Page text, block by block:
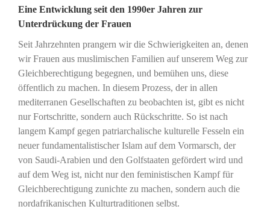
Eine Entwicklung seit den 1990er Jahren zur
Unterdrückung der Frauen
Seit Jahrzehnten prangern wir die Schwierigkeiten an, denen
wir Frauen aus muslimischen Familien auf unserem Weg zur
Gleichberechtigung begegnen, und bemühen uns, diese
öffentlich zu machen. In diesem Prozess, der in allen
mediterranen Gesellschaften zu beobachten ist, gibt es nicht
nur Fortschritte, sondern auch Rückschritte. So ist nach
langem Kampf gegen patriarchalische kulturelle Fesseln ein
neuer fundamentalistischer Islam auf dem Vormarsch, der
von Saudi-Arabien und den Golfstaaten gefördert wird und
auf dem Weg ist, nicht nur den feministischen Kampf für
Gleichberechtigung zunichte zu machen, sondern auch die
nordafrikanischen Kulturtraditionen selbst.